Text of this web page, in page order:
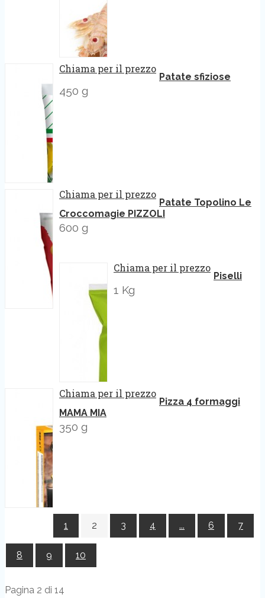
Chiama per il prezzo
Patate sfiziose
450 g
Chiama per il prezzo
Patate Topolino Le
Croccomagie PIZZOLI
600 g
Chiama per il prezzo
Piselli
1 Kg
Chiama per il prezzo
Pizza 4 formaggi
MAMA MIA
350 g
1 2 3 4 ... 6 7
8 9 10
Pagina 2 di 14